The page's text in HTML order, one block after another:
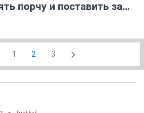
Кто может снять порчу и поставить защиту от неё?
1 2 3